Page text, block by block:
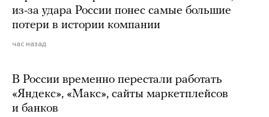
из-за удара России понес самые большие
потери в истории компании
час назад
В России временно перестали работать
«Яндекс», «Макс», сайты маркетплейсов
и банков